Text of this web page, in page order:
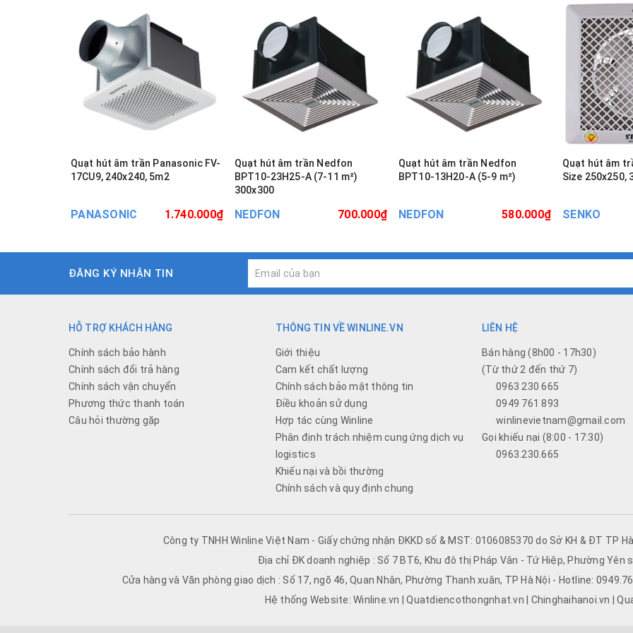
Quạt hút âm trần Panasonic FV-
17CU9, 240x240, 5m2
PANASONIC 1.740.000₫
Quạt hút âm trần Nedfon
BPT10-23H25-A (7-11 m²)
300x300
NEDFON 700.000₫
Quạt hút âm trần Nedfon
BPT10-13H20-A (5-9 m²)
NEDFON 580.000₫
Quạt hút âm
Size 250x250,
SENKO
ĐĂNG KÝ NHẬN TIN
HỖ TRỢ KHÁCH HÀNG
Chính sách bảo hành
Chính sách đổi trả hàng
Chính sách vận chuyển
Phương thức thanh toán
Câu hỏi thường gặp
THÔNG TIN VỀ WINLINE.VN
Giới thiệu
Cam kết chất lượng
Chính sách bảo mật thông tin
Điều khoản sử dụng
Hợp tác cùng Winline
Phân định trách nhiệm cung ứng dịch vụ
logistics
Khiếu nại và bồi thường
Chính sách và quy định chung
LIÊN HỆ
Bán hàng (8h00 - 17h30)
(Từ thứ 2 đến thứ 7)
0963 230 665
0949 761 893
winlinevietnam@gmail.com
Gọi khiếu nại (8:00 - 17:30)
0963.230.665
Công ty TNHH Winline Việt Nam - Giấy chứng nhận ĐKKD số & MST: 0106085370 do Sở KH & ĐT TP
Địa chỉ ĐK doanh nghiệp : Số 7 BT6, Khu đô thị Pháp Vân - Tứ Hiệp, Phường Yên
Cửa hàng và Văn phòng giao dịch : Số 17, ngõ 46, Quan Nhân, Phường Thanh xuân, TP Hà Nội - Hotline:
Hệ thống Website: Winline.vn | Quatdiencothongnhat.vn | Chinghaihanoi.vn |